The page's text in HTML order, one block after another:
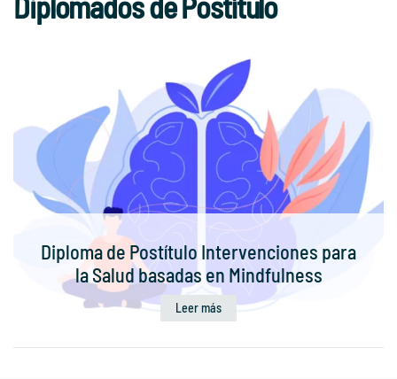
Diploma de Postítulo Intervenciones para
la Salud basadas en Mindfulness
Leer más